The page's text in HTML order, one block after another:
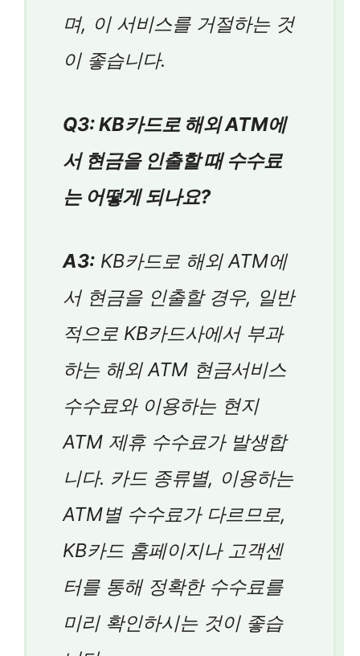
며, 이 서비스를 거절하는 것
이 좋습니다.
Q3: KB카드로 해외 ATM에
서 현금을 인출할 때 수수료
는 어떻게 되나요?
A3: KB카드로 해외 ATM에
서 현금을 인출할 경우, 일반
적으로 KB카드사에서 부과
하는 해외 ATM 현금서비스
수수료와 이용하는 현지
ATM 제휴 수수료가 발생합
니다. 카드 종류별, 이용하는
ATM별 수수료가 다르므로,
KB카드 홈페이지나 고객센
터를 통해 정확한 수수료를
미리 확인하시는 것이 좋습